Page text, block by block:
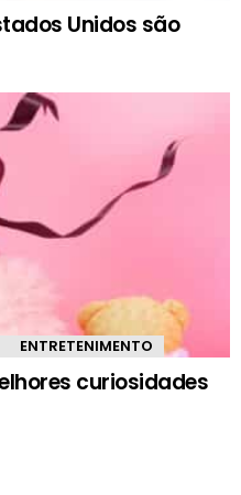
Unidos são
ENTRETENIMENTO
curiosidades